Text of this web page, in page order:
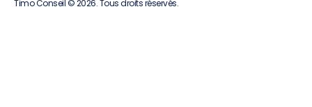
Timo Conseil © 2026. Tous droits réservés.